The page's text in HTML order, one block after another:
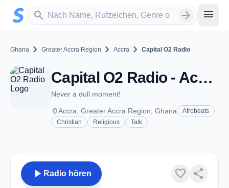
Zum Hauptinhalt springen
search
Sender suchen arrow_forward menu
Ghana chevron_right Greater Accra Region chevron_right Accra chevron_right Capital O2 Radio
Capital O2 Radio - Accra
Never a dull moment!
placeAccra, Greater Accra Region, Ghana
Afrobeats
Christian
Religious Talk
play_arrow Radio hören favorite share